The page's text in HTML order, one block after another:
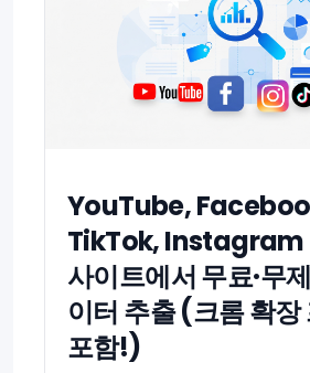
YouTube,
TikTok, Instagram
사이트에서 무료·무
이터 추출 (크롬 확장
포함!)